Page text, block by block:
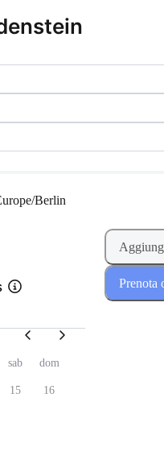
di 2)
Berlin
sab dom
15 16
Prenota